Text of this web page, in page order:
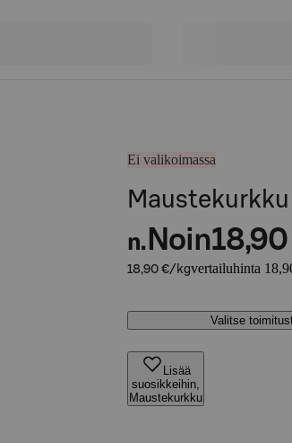
Ei valikoimassa
Maustekurkku
n. Noin
18,90 €/kgvertailuhinta
Valitse
Lisää
suosikkeihin,
Maustekurkku